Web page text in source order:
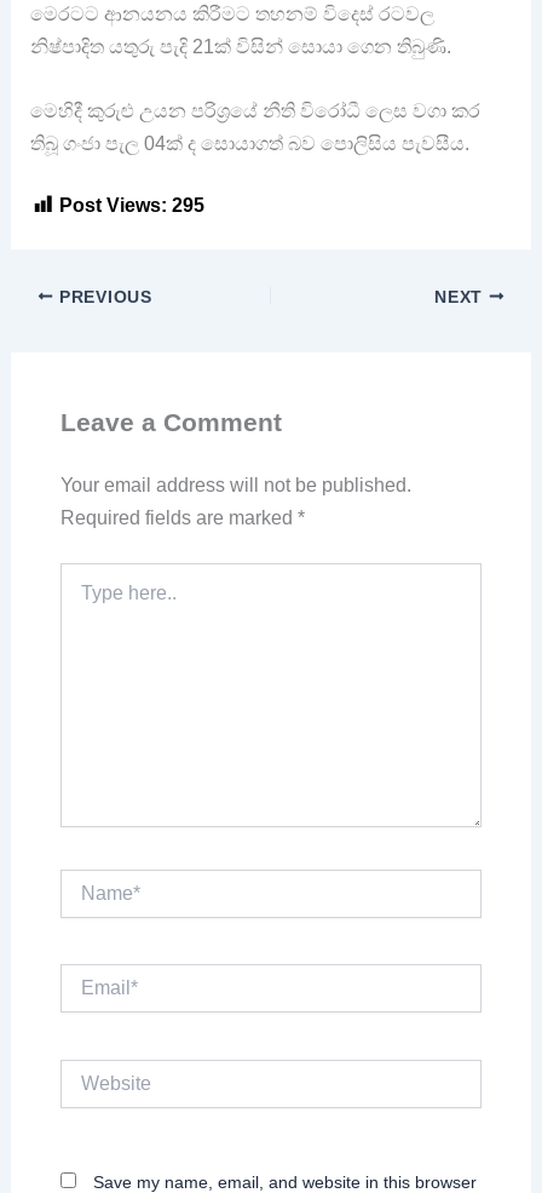
මෙරටට ආනයනය කිරීමට තහනම් විදෙස් රටවල
නිෂ්පාදිත යතුරු පැදි 21ක් විසින් සොයා ගෙන තිබුණි.
මෙහිදී කුරුළු උයන පරිශ්‍රයේ නීති විරෝධී ලෙස වගා කර
තිබූ ගංජා පැල 04ක් ද සොයාගත් බව පොලිසිය පැවසීය.
Post Views: 295
PREVIOUS NEXT
Leave a Comment
Your email address will not be published.
Required fields are marked *
here..
Email*
Save my name, email, and website in this browser